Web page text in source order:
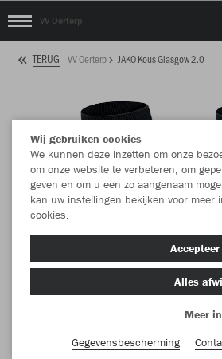
VV Oerterp
TERUG VV Oerterp JAKO Kous Glasgow 2.0
Wij gebruiken cookies
We kunnen deze inzetten om onze
om onze website te verbeteren, om
geven en om u een zo aangenaam
kan uw instellingen bekijken voor meer
cookies.
Alles
Meer
Gegevensbescherming